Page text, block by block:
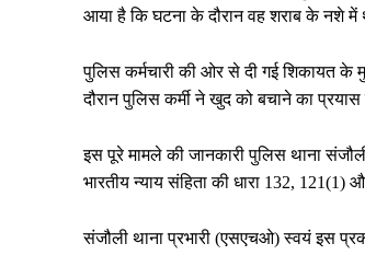
आया है कि घटना के दौरान वह शराब के नशे में
पुलिस कर्मचारी की ओर से दी गई शिकायत
दौरान पुलिस कर्मी ने खुद को बचाने का
इस पूरे मामले की जानकारी पुलिस थाना
भारतीय न्याय संहिता की धारा 132, 121(1)
संजौली थाना प्रभारी (एसएचओ) स्वयं इस